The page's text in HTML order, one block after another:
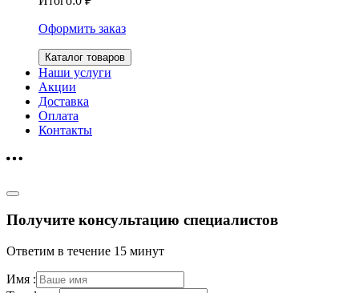
Оформить заказ
Каталог товаров
Наши услуги
Акции
Доставка
Оплата
Контакты
Получите консультацию специалистов
Ответим в течение 15 минут
Имя :